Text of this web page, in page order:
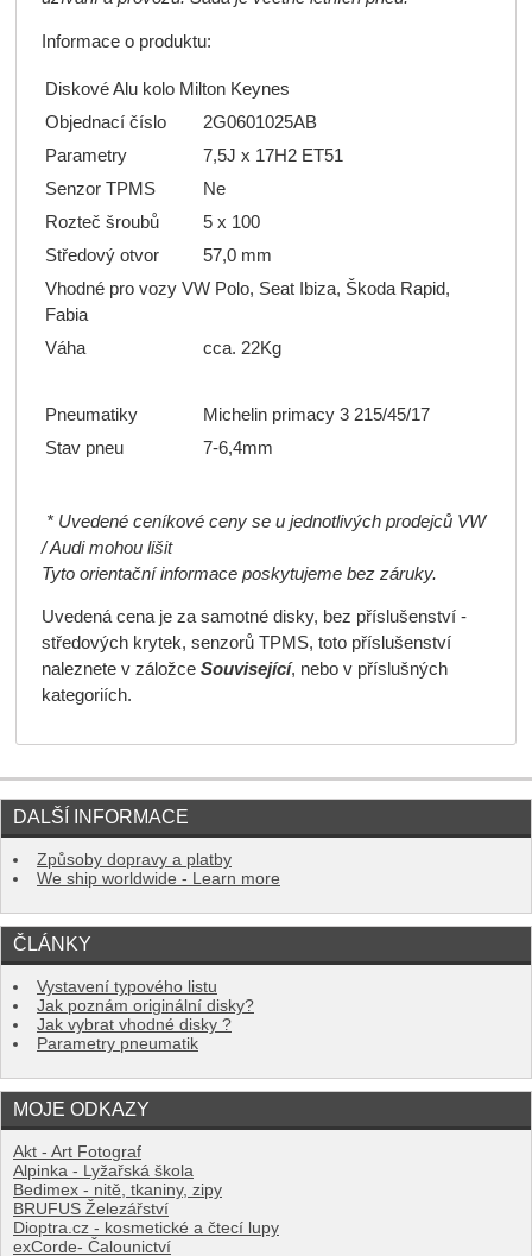
Informace o produktu:
Diskové Alu kolo Milton Keynes
Objednací číslo
2G0601025AB
Parametry
7,5J x 17H2 ET51
Senzor TPMS
Ne
Rozteč šroubů
5 x 100
Středový otvor
57,0 mm
Vhodné pro vozy VW Polo, Seat Ibiza, Škoda Rapid,
Fabia
Váha
cca. 22Kg
Pneumatiky
Michelin primacy 3 215/45/17
Stav pneu
7-6,4mm
* Uvedené ceníkové ceny se u jednotlivých prodejců VW
/ Audi mohou lišit
Tyto orientační informace poskytujeme bez záruky.
Uvedená cena je za samotné disky, bez příslušenství -
středových krytek, senzorů TPMS, toto příslušenství
naleznete v záložce Související, nebo v příslušných
kategoriích.
DALŠÍ INFORMACE
Způsoby dopravy a platby
We ship worldwide - Learn more
ČLÁNKY
Vystavení typového listu
Jak poznám originální disky?
Jak vybrat vhodné disky ?
Parametry pneumatik
MOJE ODKAZY
Akt - Art Fotograf
Alpinka - Lyžařská škola
Bedimex - nitě, tkaniny, zipy
BRUFUS Železářství
Dioptra.cz - kosmetické a čtecí lupy
exCorde- Čalounictví